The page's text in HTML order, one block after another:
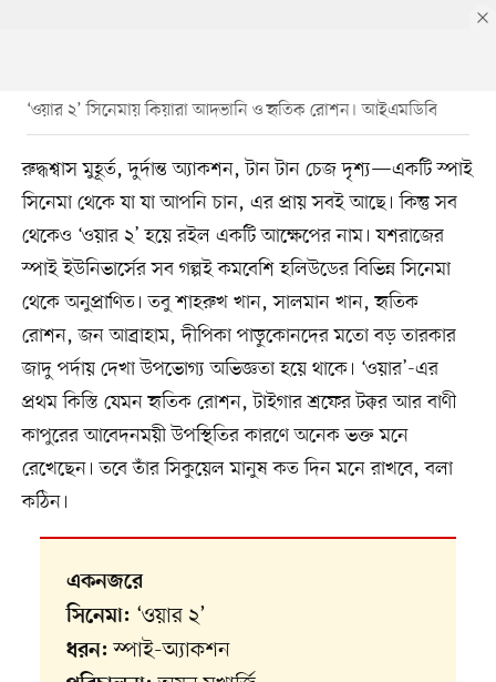
‘ওয়ার ২’ সিনেমায় কিয়ারা আদভানি ও হৃতিক রোশন। আইএমডিবি
রুদ্ধশ্বাস মুহূর্ত, দুর্দান্ত অ্যাকশন, টান টান চেজ দৃশ্য—একটি স্পাই
সিনেমা থেকে যা যা আপনি চান, এর প্রায় সবই আছে। কিন্তু সব
থেকেও ‘ওয়ার ২’ হয়ে রইল একটি আক্ষেপের নাম। যশরাজের
স্পাই ইউনিভার্সের সব গল্পই কমবেশি হলিউডের বিভিন্ন সিনেমা
থেকে অনুপ্রাণিত। তবু শাহরুখ খান, সালমান খান, হৃতিক
রোশন, জন আব্রাহাম, দীপিকা পাড়ুকোনদের মতো বড় তারকার
জাদু পর্দায় দেখা উপভোগ্য অভিজ্ঞতা হয়ে থাকে। ‘ওয়ার’-এর
প্রথম কিস্তি যেমন হৃতিক রোশন, টাইগার শ্রফের টক্কর আর বাণী
কাপুরের আবেদনময়ী উপস্থিতির কারণে অনেক ভক্ত মনে
রেখেছেন। তবে তাঁর সিকুয়েল মানুষ কত দিন মনে রাখবে, বলা
কঠিন।
একনজরে
সিনেমা: ‘ওয়ার ২’
ধরন: স্পাই-অ্যাকশন